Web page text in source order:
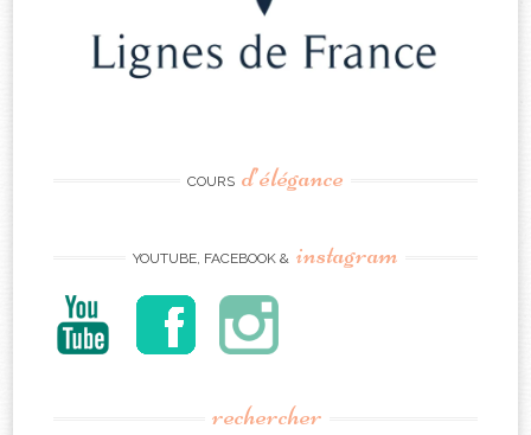
COURS d’élégance
YOUTUBE, FACEBOOK & instagram
rechercher